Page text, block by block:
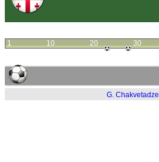
1 10 20 30
G. Chakvetadze